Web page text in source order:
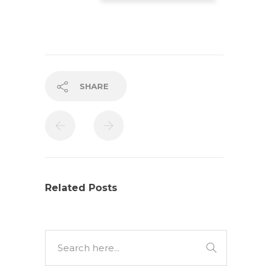
SHARE
Related Posts